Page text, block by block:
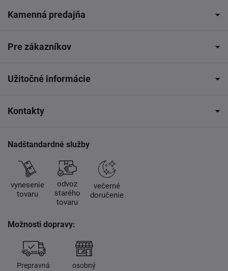
Kamenná predajňa
Pre zákazníkov
Užitočné informácie
Kontakty
Nadštandardné služby
vynesenie
tovaru
odvoz
starého
tovaru
večerné
doručenie
Možnosti dopravy:
Prepravná
osobný